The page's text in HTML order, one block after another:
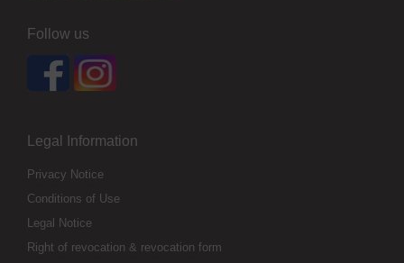
Follow us
Legal Information
Privacy Notice
Conditions of Use
Legal Notice
Right of revocation & revocation form